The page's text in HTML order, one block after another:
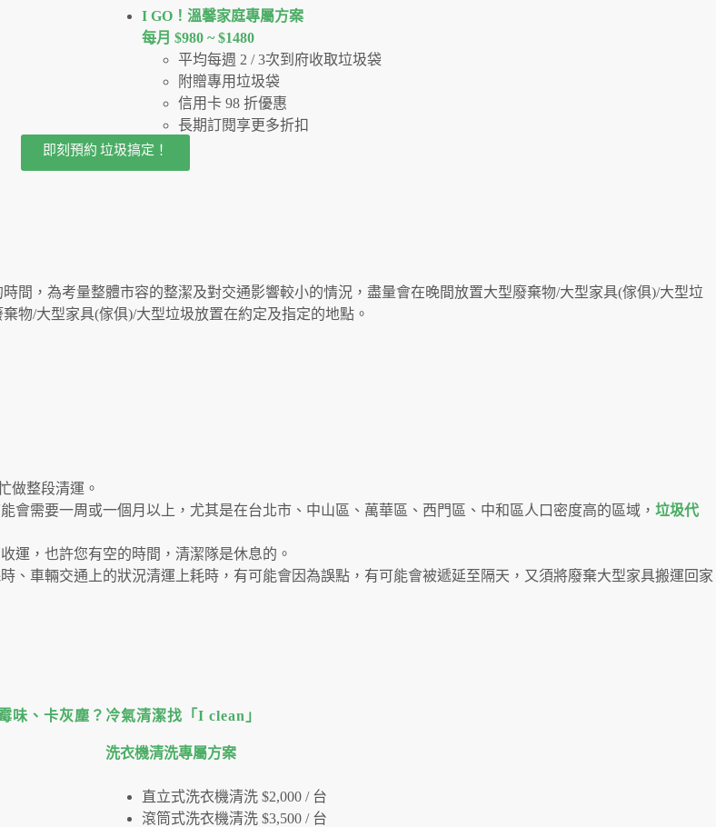
I GO！溫馨家庭專屬方案
每月 $980 ~ $1480
平均每週 2 / 3次到府收取垃圾袋
附贈專用垃圾袋
信用卡 98 折優惠
長期訂閱享更多折扣
即刻預約 垃圾搞定！
間，為考量整體市容的整潔及對交通影響較小的情況，盡量會在晚間放置大型廢棄物/大型家具(傢俱)/大型垃
物/大型家具(傢俱)/大型垃圾放置在約定及指定的地點。
做整段清運。
需要一周或一個月以上，尤其是在台北市、中山區、萬華區、西門區、中和區人口密度高的區域， 垃圾代
運，也許您有空的時間，清潔隊是休息的。
、車輛交通上的狀況清運上耗時，有可能會因為誤點，有可能會被遞延至隔天，又須將廢棄大型家具搬運回家
味、卡灰塵？冷氣清潔找「I clean」
洗衣機清洗專屬⽅案
直立式洗衣機清洗 $2,000 / 台
滾筒式洗衣機清洗 $3,500 / 台